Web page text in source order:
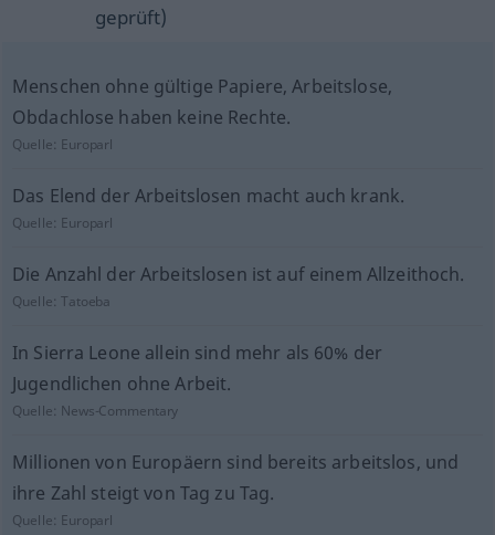
geprüft)
Menschen ohne gültige Papiere, Arbeitslose,
Obdachlose haben keine Rechte.
Quelle: Europarl
Das Elend der Arbeitslosen macht auch krank.
Quelle: Europarl
Die Anzahl der Arbeitslosen ist auf einem Allzeithoch.
Quelle:Tatoeba
In Sierra Leone allein sind mehr als 60% der
Jugendlichen ohne Arbeit.
Quelle: News-Commentary
Millionen von Europäern sind bereits arbeitslos, und
ihre Zahl steigt von Tag zu Tag.
Quelle: Europarl